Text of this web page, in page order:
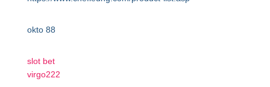
okto 88
slot bet
virgo222